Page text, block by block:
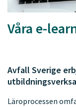
Våra e-
Avfall Sverige
Läroprocessen